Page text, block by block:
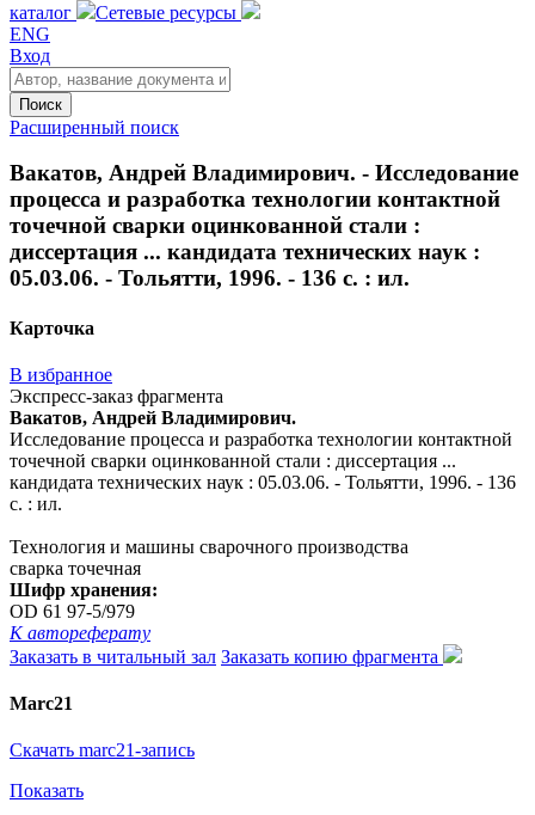
каталог
Сетевые ресурсы
ENG
Вход
Поиск
Расширенный поиск
Вакатов, Андрей Владимирович. - Исследование
процесса и разработка технологии контактной
точечной сварки оцинкованной стали :
диссертация ... кандидата технических наук :
05.03.06. - Тольятти, 1996. - 136 с. : ил.
Карточка
В избранное
Экспресс-заказ фрагмента
Вакатов, Андрей Владимирович.
Исследование процесса и разработка технологии контактной
точечной сварки оцинкованной стали : диссертация ...
кандидата технических наук : 05.03.06. - Тольятти, 1996. - 136
с. : ил.
Технология и машины сварочного производства
сварка точечная
Шифр хранения:
OD 61 97-5/979
К автореферату
Заказать в читальный зал Заказать копию фрагмента
Marc21
Скачать marc21-запись
Показать